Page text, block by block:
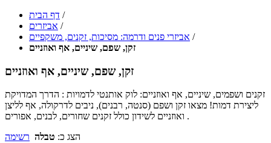
דף הבית /
אביזרים /
אביזרי פנים ודרמה: מסיכות, זקנים, משקפיים /
זקן, שפם, שיניים, אף ואוזניים
זקן, שפם, שיניים, אף ואוזניים
זקנים ושפמים, שיניים, אף ואוזניים: לוק אותנטי לדמויות : הדרך המדויקת
ליצירת דמות! מצאו זקן ושפם (סנטה, רבנים), ניבים לדרקולה, אף לליצן
ואוזניים לשידון כולל זקנים שחורים, לבנים, אפורים .
הצג כ: טבלה רשימה